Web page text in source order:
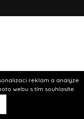
reklam a analýze
webu s tím souhlasíte.